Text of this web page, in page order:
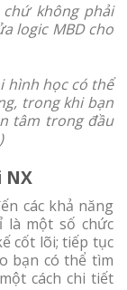
không phải
logic MBD cho
hình học có thể
trong khi bạn
tâm trong đầu
NX
các khả năng
là một số chức
cốt lõi; tiếp tục
bạn có thể tìm
cách chi tiết